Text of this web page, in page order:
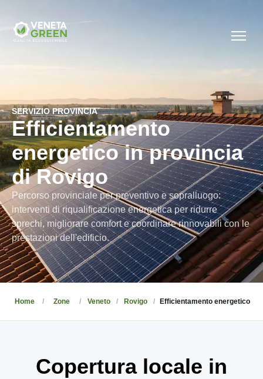
SERVIZIO PROVINCIA
Efficientamento
energetico in provincia
di Rovigo
Percorso provinciale per preventivo e sopralluogo:
interventi di riqualificazione energetica per ridurre
sprechi, migliorare comfort e coordinare rinnovabili con le
prestazioni dell'edificio.
Home Zone Veneto Rovigo Efficientamento energetico
Copertura locale in